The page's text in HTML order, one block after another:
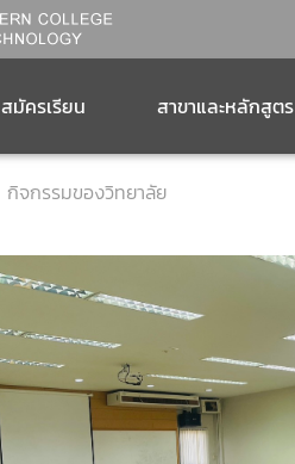
สมัครเรียน สาขาและหลักสูตร
กิจกรรมของวิทยาลัย